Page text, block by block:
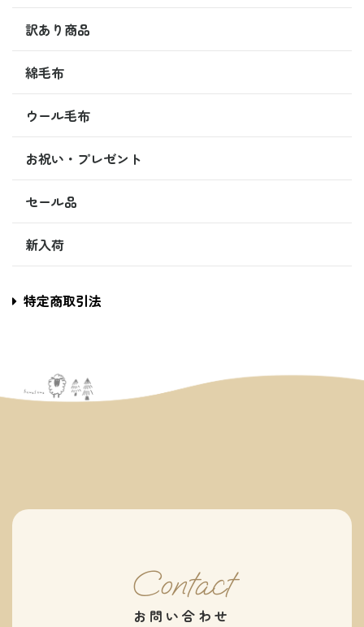
訳あり商品
綿毛布
ウール毛布
お祝い・プレゼント
セール品
新入荷
特定商取引法
Contact
お問い合わせ